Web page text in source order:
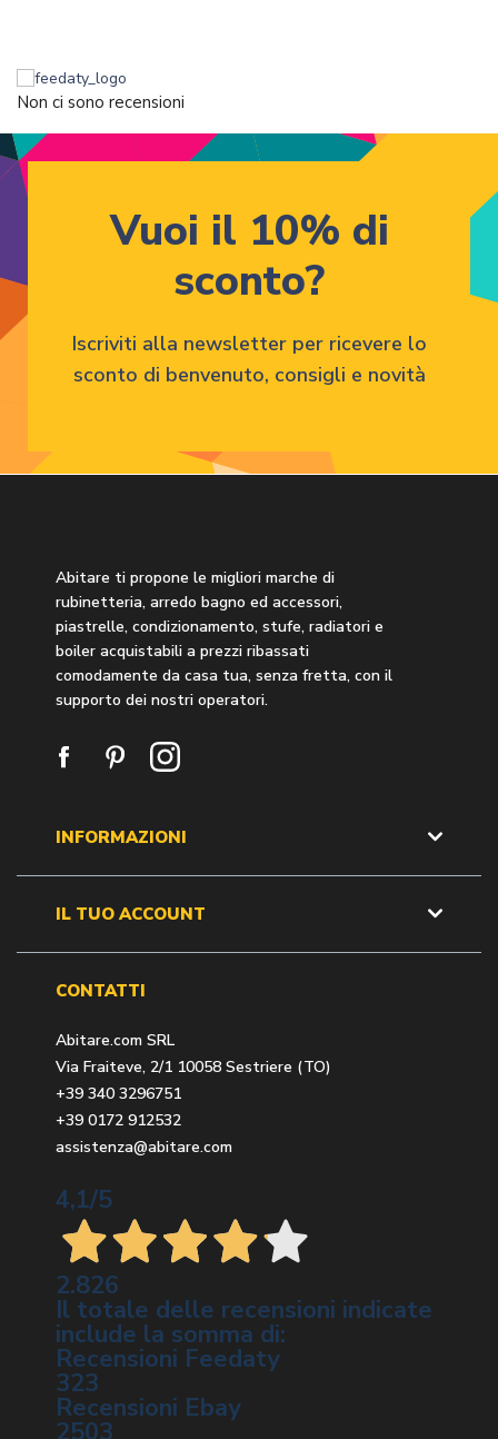
Non ci sono recensioni
Vuoi il 10% di
sconto?
Iscriviti alla newsletter per ricevere lo
sconto di benvenuto, consigli e novità
Abitare ti propone le migliori marche di
rubinetteria, arredo bagno ed accessori,
piastrelle, condizionamento, stufe, radiatori e
boiler acquistabili a prezzi ribassati
comodamente da casa tua, senza fretta, con il
supporto dei nostri operatori.
INFORMAZIONI
IL TUO ACCOUNT
CONTATTI
Abitare.com SRL
Via Fraiteve, 2/1 10058 Sestriere (TO)
+39 340 3296751
+39 0172 912532
assistenza@abitare.com
4,1/5
2.826
Il totale delle recensioni indicate
include la somma di:
Recensioni Feedaty
323
Recensioni Ebay
2503